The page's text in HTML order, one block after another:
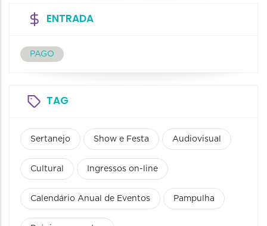
ENTRADA
PAGO
TAG
Sertanejo Show e Festa Audiovisual
Cultural Ingressos on-line
Calendário Anual de Eventos Pampulha